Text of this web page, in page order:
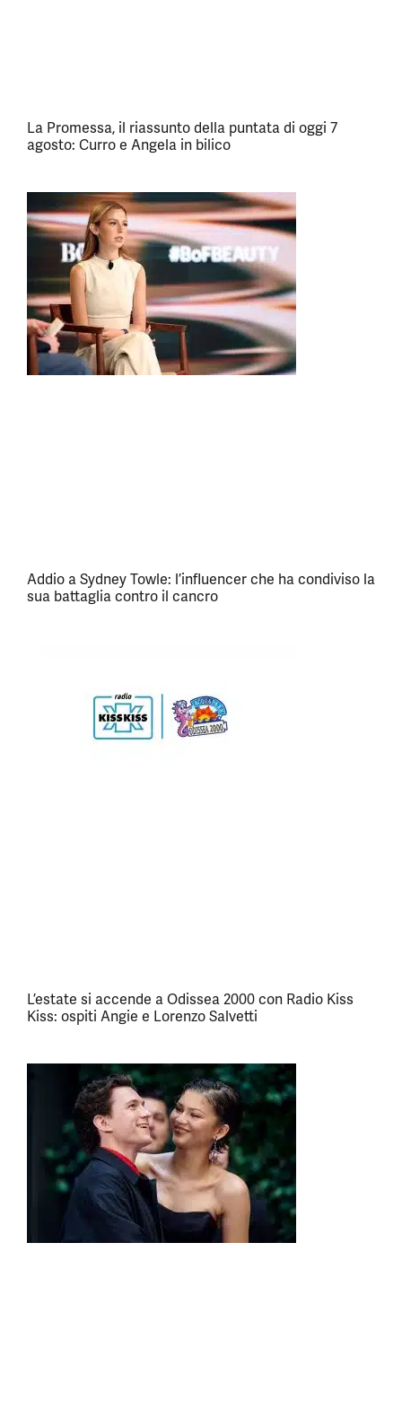
La Promessa, il riassunto della puntata di oggi 7
agosto: Curro e Angela in bilico
Addio a Sydney Towle: l’influencer che ha condiviso la
sua battaglia contro il cancro
L’estate si accende a Odissea 2000 con Radio Kiss
Kiss: ospiti Angie e Lorenzo Salvetti